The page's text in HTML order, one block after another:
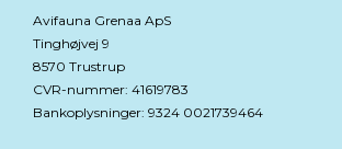
Avifauna Grenaa ApS
Tinghøjvej 9
8570 Trustrup
CVR-nummer: 41619783
Bankoplysninger: 9324 0021739464